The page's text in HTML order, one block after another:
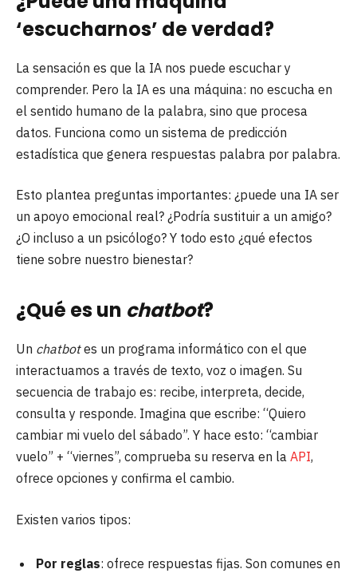
‘escucharnos’ de verdad?
La sensación es que la IA nos puede escuchar y
comprender. Pero la IA es una máquina: no escucha en
el sentido humano de la palabra, sino que procesa
datos. Funciona como un sistema de predicción
estadística que genera respuestas palabra por palabra.
Esto plantea preguntas importantes: ¿puede una IA ser
un apoyo emocional real? ¿Podría sustituir a un amigo?
¿O incluso a un psicólogo? Y todo esto ¿qué efectos
tiene sobre nuestro bienestar?
¿Qué es un chatbot?
Un chatbotes un programa informático con el que
interactuamos a través de texto, voz o imagen. Su
secuencia de trabajo es: recibe, interpreta, decide,
consulta y responde. Imagina que escribe: “Quiero
cambiar mi vuelo del sábado”. Y hace esto: “cambiar
vuelo” + “viernes”, comprueba su reserva en la API,
ofrece opciones y confirma el cambio.
Existen varios tipos:
Por reglas: ofrece respuestas fijas. Son comunes en